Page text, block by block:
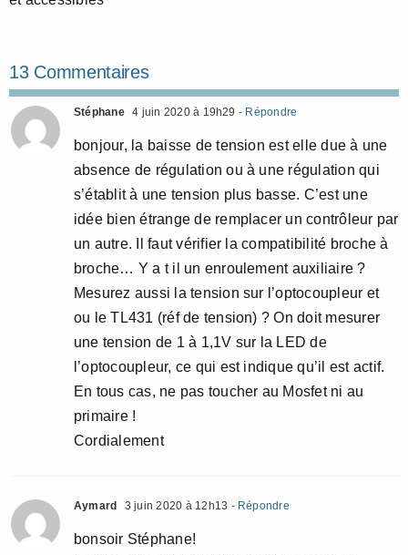
13 Commentaires
Stéphane 4 juin 2020 à 19h29 - Répondre
bonjour, la baisse de tension est elle due à une
absence de régulation ou à une régulation qui
s’établit à une tension plus basse. C’est une
idée bien étrange de remplacer un contrôleur par
un autre. Il faut vérifier la compatibilité broche à
broche… Y a t il un enroulement auxiliaire ?
Mesurez aussi la tension sur l’optocoupleur et
ou le TL431 (réf de tension) ? On doit mesurer
une tension de 1 à 1,1V sur la LED de
l’optocoupleur, ce qui est indique qu’il est actif.
En tous cas, ne pas toucher au Mosfet ni au
primaire !
Cordialement
Aymard 3 juin 2020 à 12h13 - Répondre
bonsoir Stéphane!